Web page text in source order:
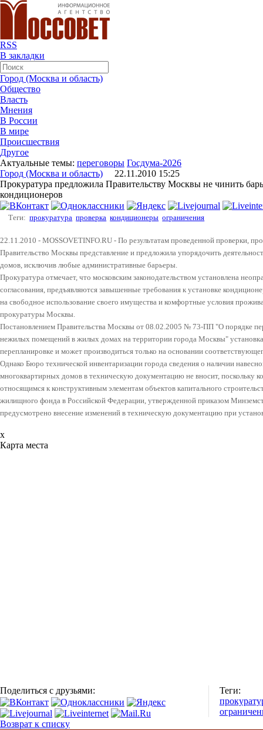
RSS
В закладки
Город (Москва и область)
Общество
Власть
Мнения
В России
В мире
Происшествия
Другое
Актуальные темы: переговоры Госдума-2026
Город (Москва и область) 22.11.2010 15:25
Прокуратура предложила Правительству Москвы не чинить
кондиционеров
Теги: прокуратура проверка кондиционеры ограничения
22.11.2010 - MOSSOVETINFO.RU - По результатам проведенной проверки,
Правительство Москвы представление и предложила упорядочить
домов, исключив любые административные барьеры.
Прокуратура отмечает, что московским законодательством установлена
согласования, предъявляются завышенные требования к установке
на свободное использование своего имущества и комфортные условия
прокуратуры Москвы.
Постановлением Правительства Москвы от 08.02.2005 № 73-ПП "О порядке
нежилых помещений в жилых домах на территории города Москвы"
перепланировке и может производиться только на основании
Однако Бюро технической инвентаризации города сведения о наличии
многоквартирных домов в техническую документацию не вносит, поскольку
относящимся к конструктивным элементам объектов капитального
жилищного фонда в Российской Федерации, утвержденной приказом
предусмотрено внесение изменений в техническую документацию при
x
Карта места
Поделиться с друзьями:
Теги:
Возврат к списку